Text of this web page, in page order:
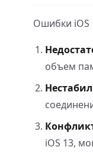
Ошибки iOS
объем
iOS 13,